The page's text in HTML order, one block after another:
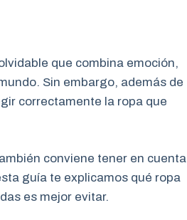
que combina emoción,
Sin embargo, además de
correctamente la ropa que
conviene tener en cuenta
guía te explicamos qué ropa
es mejor evitar.